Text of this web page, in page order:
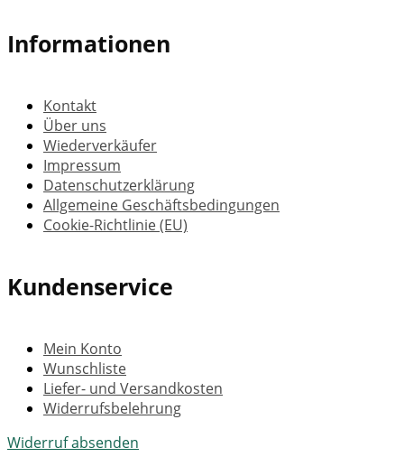
Informationen
Kontakt
Über uns
Wiederverkäufer
Impressum
Datenschutzerklärung
Allgemeine Geschäftsbedingungen
Cookie-Richtlinie (EU)
Kundenservice
Mein Konto
Wunschliste
Liefer- und Versandkosten
Widerrufsbelehrung
Widerruf absenden